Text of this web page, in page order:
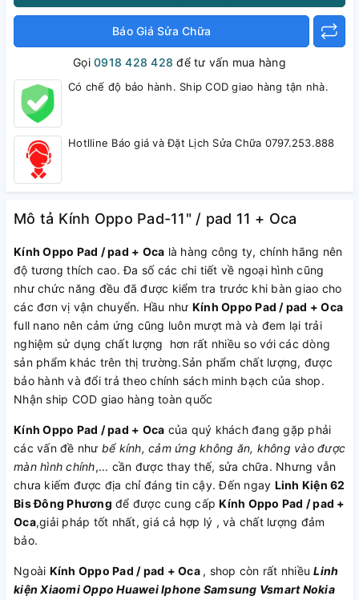
Báo Giá Sửa Chữa
Gọi0918 428 428 để tư vấn mua hàng
Có chế độ bảo hành. Ship COD giao hàng tận nhà.
Hotlline Báo giá và Đặt Lịch Sửa Chữa 0797.253.888
Mô tả Kính Oppo Pad-11" / pad 11 + Oca
Kính Oppo Pad / pad + Oca là hàng công ty, chính hãng nên
độ tương thích cao. Đa số các chi tiết về ngoại hình cũng
như chức năng đều đã được kiểm tra trước khi bàn giao cho
các đơn vị vận chuyển. Hầu như Kính Oppo Pad / pad + Oca
full nano nên cảm ứng cũng luôn mượt mà và đem lại trải
nghiệm sử dụng chất lượng hơn rất nhiều so với các dòng
sản phẩm khác trên thị trường.Sản phẩm chất lượng, được
bảo hành và đổi trả theo chính sách minh bạch của shop.
Nhận ship COD giao hàng toàn quốc
Kính Oppo Pad / pad + Oca của quý khách đang gặp phải
các vấn đề như bể kính, cảm ứng không ăn, không vào được
màn hình chính,... cần được thay thế, sửa chữa. Nhưng vẫn
chưa kiếm được địa chỉ đáng tin cậy. Đến ngay Linh Kiện 62
Bis Đông Phương để được cung cấpKính Oppo Pad / pad +
Oca,giải pháp tốt nhất, giá cả hợp lý , và chất lượng đảm
bảo.
Ngoài Kính Oppo Pad / pad + Oca , shop còn rất nhiềuLinh
kiệnXiaomi Oppo HuaweiIphone Samsung Vsmart Nokia